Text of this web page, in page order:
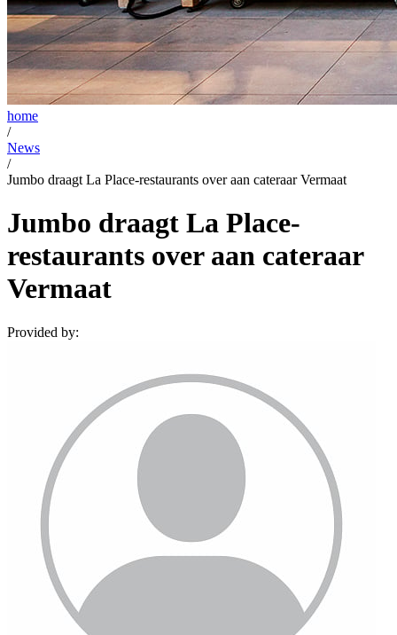
home
/
News
/
Jumbo draagt La Place-restaurants over aan cateraar Vermaat
Jumbo draagt La Place-
restaurants over aan cateraar
Vermaat
Provided by: